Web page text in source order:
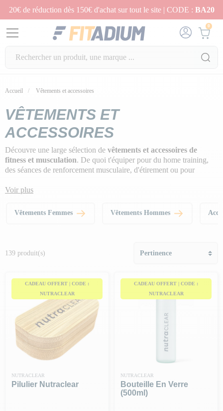
20€ de réduction dès 150€ d'achat sur tout le site | CODE : BA20
0
Accueil Vêtements et accessoires
VÊTEMENTS ET
ACCESSOIRES
Découvre une large sélection de vêtements et accessoires de
fitness et musculation. De quoi t'équiper pour du home training,
des séances de renforcement musculaire, d'étirement ou pour
Tu y trouveras un large choix de
fière allure pendant tes trainings, ainsi que du petitmatériel de
Voir plus
Vêtements Femmes Vêtements Hommes
139 produit(s)
CADEAU OFFERT | CODE :
NUTRACLEAR
NUTRACLEAR
Pilulier Nutraclear
CADEAU OFFERT | CODE :
NUTRACLEAR
NUTRACLEAR
Bouteille En Verre
(500ml)